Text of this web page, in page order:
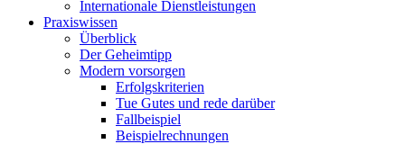
Internationale Dienstleistungen
Praxiswissen
Überblick
Der Geheimtipp
Modern vorsorgen
Erfolgskriterien
Tue Gutes und rede darüber
Fallbeispiel
Beispielrechnungen